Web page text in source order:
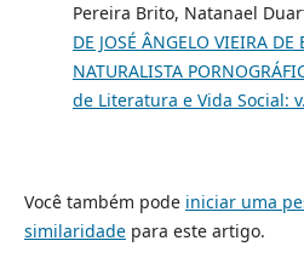
Pereira Brito, Natanael
DE JOSÉ ÂNGELO VIEIRA
NATURALISTA
de Literatura e Vida Social:
Você também pode iniciar uma
similaridadepara este artigo.